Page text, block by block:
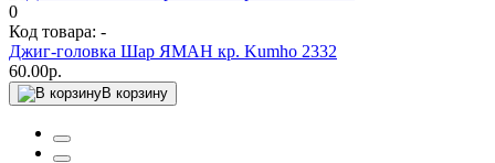
0
Код товара: -
Джиг-головка Шар ЯМАН кр. Kumho 2332
60.00р.
В корзину